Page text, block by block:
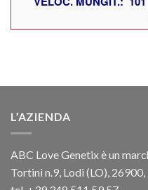
L’AZIENDA
ABC Love Genetix è un
Tortini n.9, Lodi (LO), 26900,